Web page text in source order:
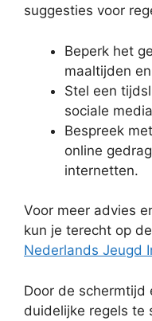
suggesties voor
Beperk het
maaltijden
Stel een
sociale
Bespreek
online
internetten.
Voor meer advies
kun je terecht op
Nederlands Jeugd
Door de
duidelijke regels te